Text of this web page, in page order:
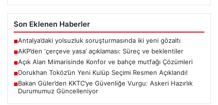
Son Eklenen Haberler
■Antalya’daki yolsuzluk soruşturmasında iki yeni gözaltı
■AKP’den ‘çerçeve yasa’ açıklaması: Süreç ve beklentiler
■Açık Alan Mimarisinde Konfor ve bahçe mutfağı Çözümleri
■Dorukhan Toköz’ün Yeni Kulüp Seçimi Resmen Açıklandı!
■Bakan Güler’den KKTC’ye Güvenliğe Vurgu: Askeri Hazırlık
Durumumuz Güncelleniyor